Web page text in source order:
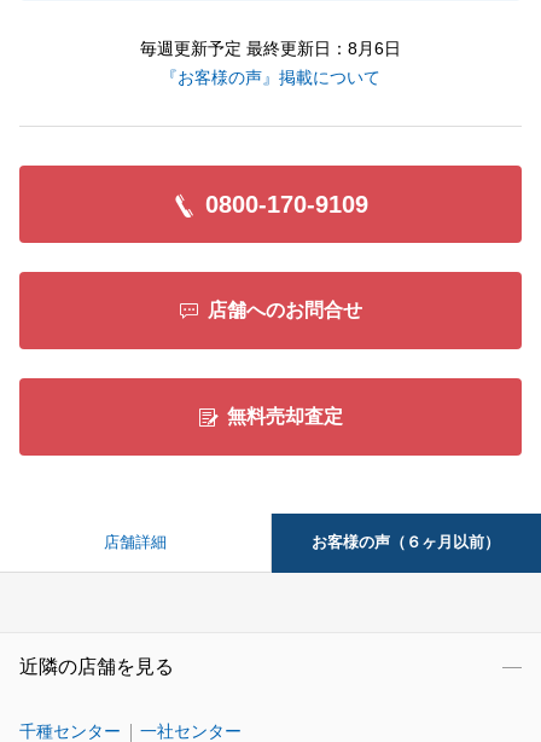
毎週更新予定 最終更新日：8月6日
『お客様の声』掲載について
0800-170-9109
店舗へのお問合せ
無料売却査定
店舗詳細 お客様の声（６ヶ月以前）
近隣の店舗を見る
千種センター 一社センター